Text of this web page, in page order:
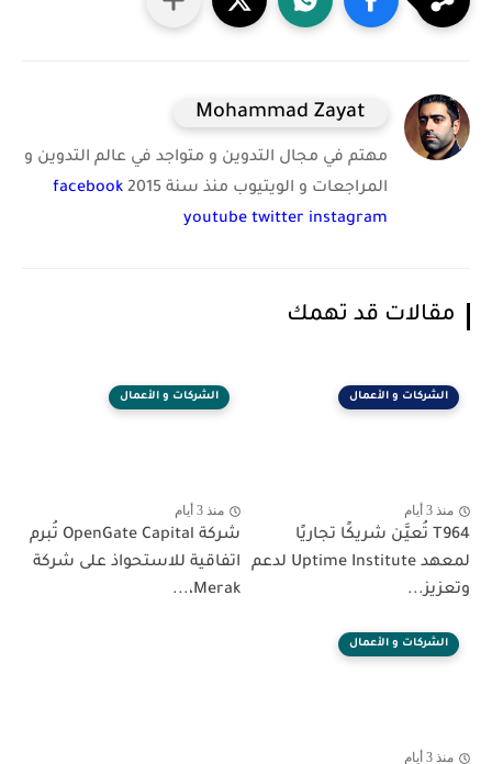
Mohammad Zayat
مهتم في مجال التدوين و متواجد في عالم التدوين و
المراجعات و الويتيوب منذ سنة 2015
facebook
youtube twitter instagram
مقالات قد تهمك
الشركات و الأعمال
منذ 3 أيام
T964 تُعيَّن شريكًا تجاريًا
لمعهد Uptime Institute لدعم
وتعزيز...
الشركات و الأعمال
منذ 3 أيام
شركة OpenGate Capital تُبرم
اتفاقية للاستحواذ على شركة
Merak،...
الشركات و الأعمال
منذ 3 أيام